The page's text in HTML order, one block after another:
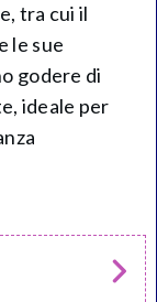
tra cui il
le sue
godere di
ideale per